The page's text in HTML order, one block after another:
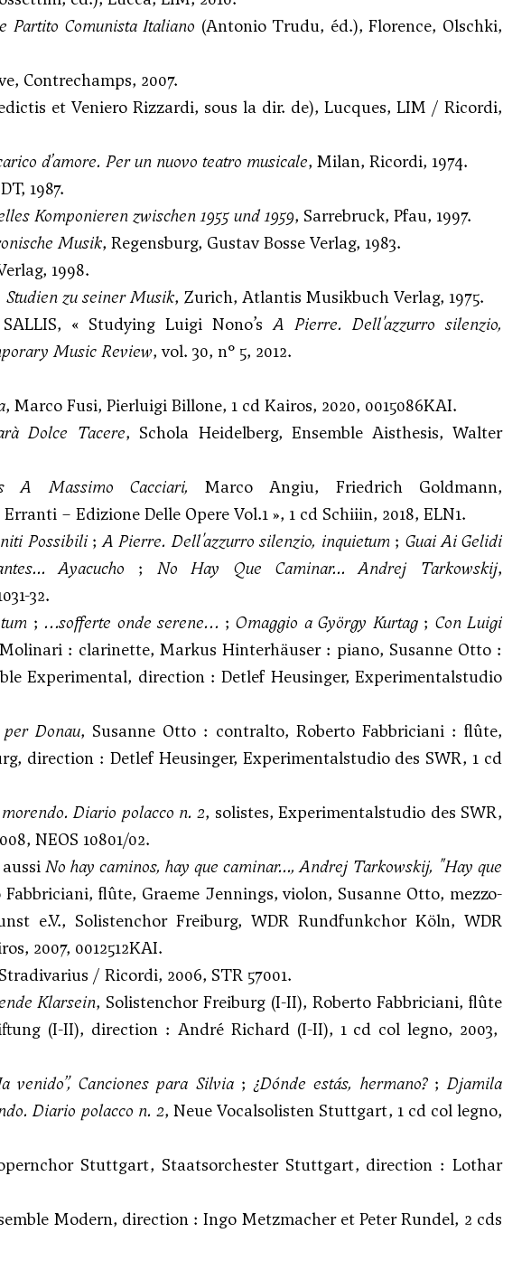
Partito Comunista Italiano (Antonio Trudu, éd.), Florence, Olschki,
Contrechamps, 2007.
et Veniero Rizzardi, sous la dir. de), Lucques, LIM / Ricordi,
d’amore. Per un nuovo teatro musicale, Milan, Ricordi, 1974.
1987.
Komponieren zwischen 1955 und 1959, Sarrebruck, Pfau, 1997.
Musik, Regensburg, Gustav Bosse Verlag, 1983.
1998.
zu seiner Musik, Zurich, Atlantis Musikbuch Verlag, 1975.
« Studying Luigi Nono’sA Pierre. Dell'azzurro silenzio,
Music Review, vol. 30, n° 5, 2012.
, Marco Fusi, Pierluigi Billone, 1 cd Kairos, 2020, 0015086KAI.
Dolce Tacere, Schola Heidelberg, Ensemble Aisthesis, Walter
A Massimo Cacciari, Marco Angiu, Friedrich Goldmann,
– Edizione Delle Opere Vol.1 », 1 cd Schiiin, 2018, ELN1.
Possibili;A Pierre. Dell'azzurro silenzio, inquietum; Guai Ai Gelidi
Ayacucho ; No Hay Que Caminar... Andrej Tarkowskij,
32.
; …sofferte onde serene… ; Omaggio a György Kurtag; Con Luigi
: clarinette, Markus Hinterhäuser : piano, Susanne Otto :
Experimental, direction : Detlef Heusinger, Experimentalstudio
per Donau, Susanne Otto : contralto, Roberto Fabbriciani : flûte,
direction : Detlef Heusinger, Experimentalstudio des SWR, 1 cd
Diario polacco n. 2, solistes, Experimentalstudio des SWR,
NEOS 10801/02.
No hay caminos, hay que caminar..., Andrej Tarkowskij, "Hay que
flûte, Graeme Jennings, violon, Susanne Otto, mezzo-
e.V., Solistenchor Freiburg, WDR Rundfunkchor Köln, WDR
2007, 0012512KAI.
/ Ricordi, 2006, STR 57001.
Klarsein, Solistenchor Freiburg (I-II), Roberto Fabbriciani, flûte
(I-II), direction : André Richard (I-II), 1 cd col legno, 2003,
venido”, Canciones para Silvia;¿Dónde estás, hermano?;Djamila
Diario polacco n. 2, Neue Vocalsolisten Stuttgart, 1 cd col legno,
Stuttgart, Staatsorchester Stuttgart, direction : Lothar
Modern, direction : Ingo Metzmacher et Peter Rundel, 2 cds